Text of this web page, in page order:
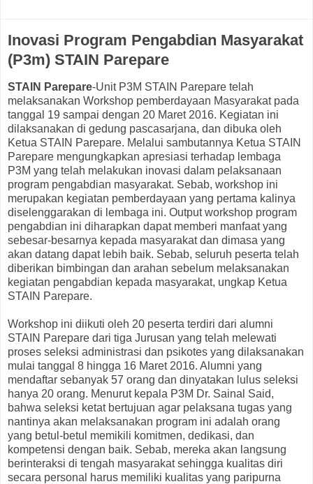
Inovasi Program Pengabdian Masyarakat
(P3m) STAIN Parepare
STAIN Parepare-Unit P3M STAIN Parepare telah
melaksanakan Workshop pemberdayaan Masyarakat pada
tanggal 19 sampai dengan 20 Maret 2016. Kegiatan ini
dilaksanakan di gedung pascasarjana, dan dibuka oleh
Ketua STAIN Parepare. Melalui sambutannya Ketua STAIN
Parepare mengungkapkan apresiasi terhadap lembaga
P3M yang telah melakukan inovasi dalam pelaksanaan
program pengabdian masyarakat. Sebab, workshop ini
merupakan kegiatan pemberdayaan yang pertama kalinya
diselenggarakan di lembaga ini. Output workshop program
pengabdian ini diharapkan dapat memberi manfaat yang
sebesar-besarnya kepada masyarakat dan dimasa yang
akan datang dapat lebih baik. Sebab, seluruh peserta telah
diberikan bimbingan dan arahan sebelum melaksanakan
kegiatan pengabdian kepada masyarakat, ungkap Ketua
STAIN Parepare.
Workshop ini diikuti oleh 20 peserta terdiri dari alumni
STAIN Parepare dari tiga Jurusan yang telah melewati
proses seleksi administrasi dan psikotes yang dilaksanakan
mulai tanggal 8 hingga 16 Maret 2016. Alumni yang
mendaftar sebanyak 57 orang dan dinyatakan lulus seleksi
hanya 20 orang. Menurut kepala P3M Dr. Sainal Said,
bahwa seleksi ketat bertujuan agar pelaksana tugas yang
nantinya akan melaksanakan program ini adalah orang
yang betul-betul memikili komitmen, dedikasi, dan
kompetensi dengan baik. Sebab, mereka akan langsung
berinteraksi di tengah masyarakat sehingga kualitas diri
secara personal harus memiliki kualitas yang paripurna